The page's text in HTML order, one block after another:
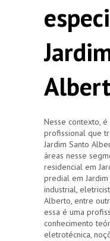
Nesse contexto,
profissional que
Jardim Santo
áreas nesse
residencial em
predial em
industrial,
Alberto, entre
essa é uma
conhecimento
eletrotécnica,